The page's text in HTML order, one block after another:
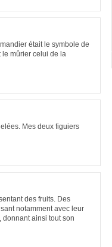
était le symbole de
le mûrier celui de la
Mes deux figuiers
des fruits. Des
notamment avec leur
donnant ainsi tout son